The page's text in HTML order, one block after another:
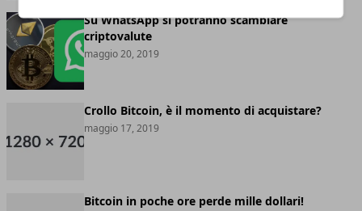
Su WhatsApp si potranno scambiare
criptovalute
maggio 20, 2019
Crollo Bitcoin, è il momento di acquistare?
maggio 17, 2019
Bitcoin in poche ore perde mille dollari!